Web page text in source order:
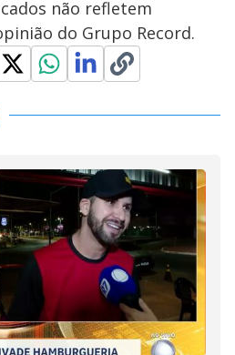
não refletem
do Grupo Record.